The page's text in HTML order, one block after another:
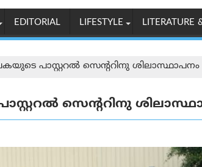
EDITORIAL LIFESTYLE LITERATURE
പാസ്റ്ററൽ സെന്ററിനു ശിലാസ്ഥാപനം
സെന്ററിനു